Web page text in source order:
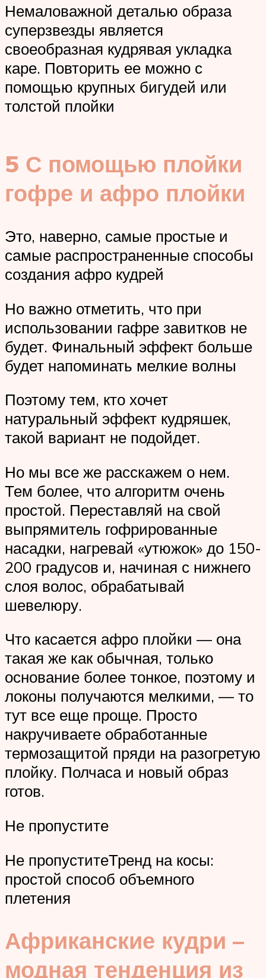
Немаловажной деталью образа
суперзвезды является
своеобразная кудрявая укладка
каре. Повторить ее можно с
помощью крупных бигудей или
толстой плойки
5 С помощью плойки
гофре и афро плойки
Это, наверно, самые простые и
самые распространенные способы
создания афро кудрей
Но важно отметить, что при
использовании гафре завитков не
будет. Финальный эффект больше
будет напоминать мелкие волны
Поэтому тем, кто хочет
натуральный эффект кудряшек,
такой вариант не подойдет.
Но мы все же расскажем о нем.
Тем более, что алгоритм очень
простой. Переставляй на свой
выпрямитель гофрированные
насадки, нагревай «утюжок» до 150-
200 градусов и, начиная с нижнего
слоя волос, обрабатывай
шевелюру.
Что касается афро плойки — она
такая же как обычная, только
основание более тонкое, поэтому и
локоны получаются мелкими, — то
тут все еще проще. Просто
накручиваете обработанные
термозащитой пряди на разогретую
плойку. Полчаса и новый образ
готов.
Не пропустите
Не пропуститеТренд на косы:
простой способ объемного
плетения
Африканские кудри –
модная тенденция из